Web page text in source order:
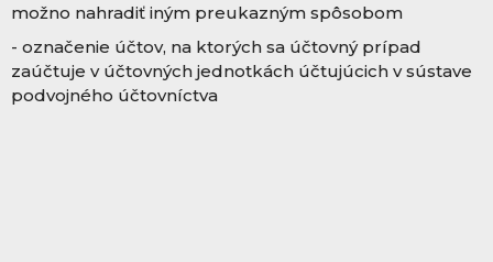
možno nahradiť iným preukazným spôsobom
- označenie účtov, na ktorých sa účtovný prípad
zaúčtuje v účtovných jednotkách účtujúcich v sústave
podvojného účtovníctva